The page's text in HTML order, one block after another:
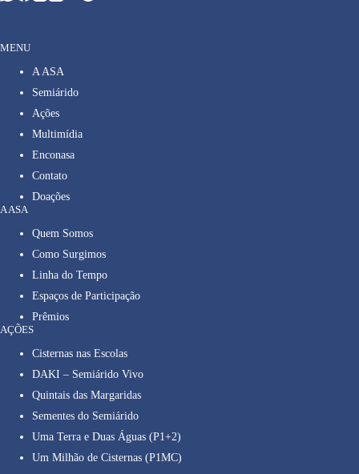
MENU
A ASA
Semiárido
Ações
Multimídia
Enconasa
Contato
Doações
A ASA
Quem Somos
Como Surgimos
Linha do Tempo
Espaços de Participação
Prêmios
AÇÕES
Cisternas nas Escolas
DAKI – Semiárido Vivo
Quintais das Margaridas
Sementes do Semiárido
Uma Terra e Duas Águas (P1+2)
Um Milhão de Cisternas (P1MC)